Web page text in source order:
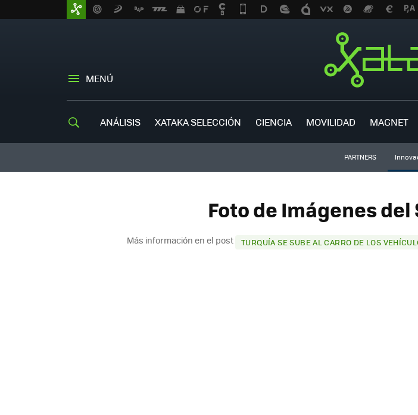
MENÚ
ANÁLISIS XATAKA SELECCIÓN CIENCIA MOVILIDAD MAGNET
PARTNERS
Foto de Imágenes del
Más información en el post TURQUÍA SE SUBE AL CARRO DE LOS